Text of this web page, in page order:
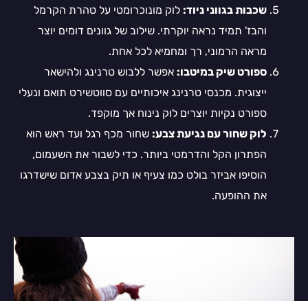
שכבות בגווני ניוד: לוק מונוכרומטי על טהרת הקרמל
והבז' תמיד נראה יוקרתי. שילוב של גוונים דומים יוצר
מראה הרמוני, רך ומחמיא לכל אחת.
ספורט שיק במיטבו: אפשר ללבוש טרנינג ולהישאר
ייצוגית. מכנסי טרנינג איכותיים עם סווטשירט תואם ונעלי
ספורט נקיות יוצרים לוק נינוח אך מוקפד.
לוק שחור עם נגיעת צבע: שחור מכף רגל ועד ראש הוא
הפתרון הקל והדרמטי ביותר. כדי לשבור את השעמום,
הוסיפו אביזר בולט כמו צעיף או תיק בצבע אדום שישדרגו
את ההופעה.